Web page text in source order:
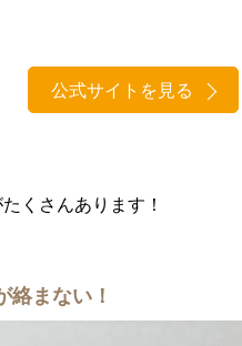
公式サイトを見る
くさんあります！
絡まない！